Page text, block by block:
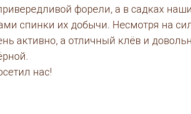
форели, а в садках
спинки их добычи. Несмотря на
активно, а отличный клёв и
нас!